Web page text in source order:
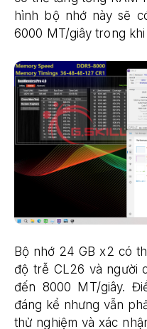
hình bộ nhớ này sẽ
6000 MT/giây trong
Bộ nhớ 24 GB x2 có
độ trễ CL26 và người
đến 8000 MT/giây.
đáng kể nhưng vẫn
thử nghiệm và xác